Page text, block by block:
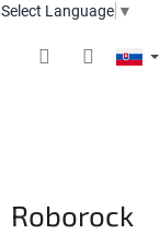
Select Language ▼
Roborock